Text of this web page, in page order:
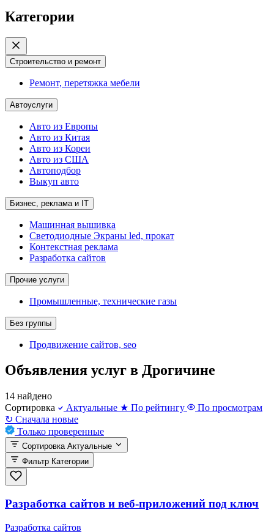
Категории
Строительство и ремонт
Ремонт, перетяжка мебели
Автоуслуги
Авто из Европы
Авто из Китая
Авто из Кореи
Авто из США
Автоподбор
Выкуп авто
Бизнес, реклама и IT
Машинная вышивка
Светодиодные Экраны led, прокат
Контекстная реклама
Разработка сайтов
Прочие услуги
Промышленные, технические газы
Без группы
Продвижение сайтов, seo
Объявления услуг в Дрогичине
14 найдено
Сортировка
Актуальные ★ По рейтингу
По просмотрам
↻ Сначала новые
Только проверенные
Сортировка Актуальные
Фильтр Категории
Разработка сайтов и веб-приложений под ключ
Разработка сайтов